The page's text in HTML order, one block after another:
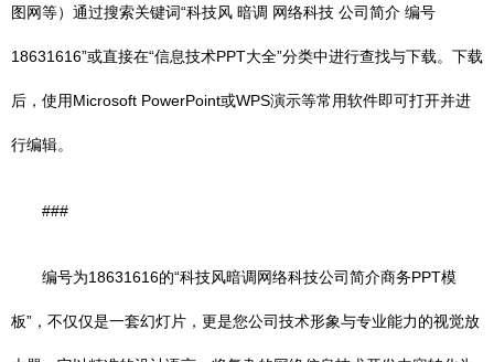
图网等）通过搜索关键词“科技风 暗调 网络科技 公司简介 编号
18631616”或直接在“信息技术PPT大全”分类中进行查找与下载。下载
后，使用Microsoft PowerPoint或WPS演示等常用软件即可打开并进
行编辑。
###
编号为18631616的“科技风暗调网络科技公司简介商务PPT模
板”，不仅仅是一套幻灯片，更是您公司技术形象与专业能力的视觉放